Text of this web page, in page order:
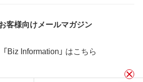
客様向けメールマガジン
「Biz Information」 はこちら